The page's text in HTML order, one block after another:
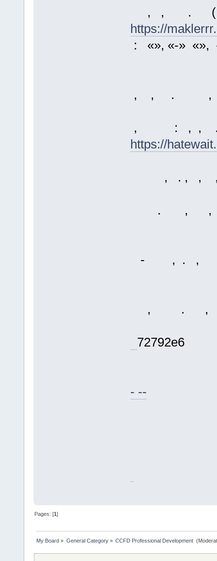
, , . (
https://
: «», «-» «»,
, , . ,
, : , ,
https://
, . , ,
. , ,
- , . ,
, .
72792e6
- --
Pages: [1]
My Board » General Category» CCFD Professional Development